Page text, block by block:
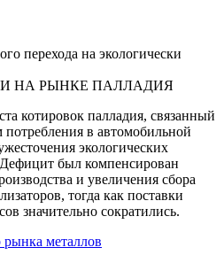
перехода на экологически
НА РЫНКЕ ПАЛЛАДИЯ
котировок палладия, связанный
в автомобильной
экологических
был компенсирован
и увеличения сбора
тогда как поставки
значительно сократились.
рынка металлов